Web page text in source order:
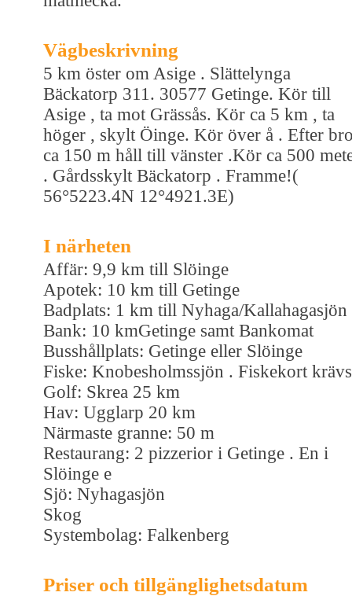
Vägbeskrivning
5 km öster om Asige . Slättelynga
Bäckatorp 311. 30577 Getinge. Kör till
Asige , ta mot Grässås. Kör ca 5 km , ta
höger , skylt Öinge. Kör över å . Efter
ca 150 m håll till vänster .Kör ca 500
. Gårdsskylt Bäckatorp . Framme!(
56°5223.4N 12°4921.3E)
I närheten
Affär: 9,9 km till Slöinge
Apotek: 10 km till Getinge
Badplats: 1 km till Nyhaga/Kallahagasjön
Bank: 10 kmGetinge samt Bankomat
Busshållplats: Getinge eller Slöinge
Fiske: Knobesholmssjön . Fiskekort krävs
Golf: Skrea 25 km
Hav: Ugglarp 20 km
Närmaste granne: 50 m
Restaurang: 2 pizzerior i Getinge . En i
Slöinge e
Sjö: Nyhagasjön
Skog
Systembolag: Falkenberg
Priser och tillgänglighetsdatum